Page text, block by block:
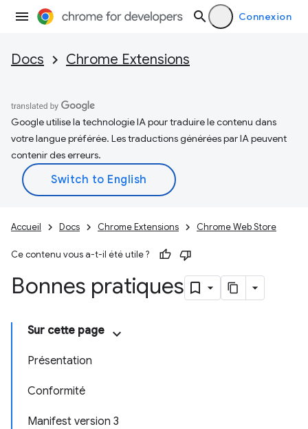
Connexion
Docs Chrome Extensions
Google utilise la technologie IA pour traduire le contenu dans
votre langue préférée. Les traductions générées par IA peuvent
contenir des erreurs.
Accueil Docs Chrome Extensions Chrome Web Store
Ce contenu vous a-t-il été utile ?
Bonnes pratiques
Sur cette page
Présentation
Conformité
Manifest version 3